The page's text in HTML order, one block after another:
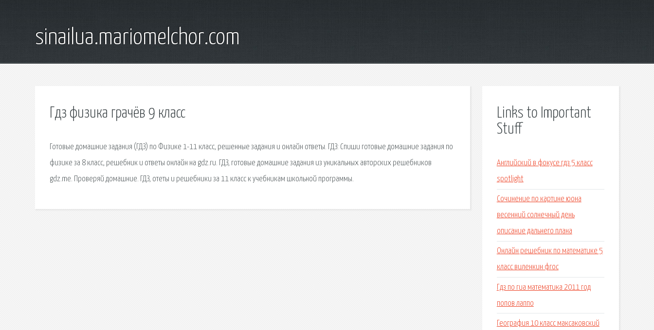
sinailua.mariomelchor.com
Гдз физика грачёв 9 класс
Готовые домашние задания (ГДЗ) по Физике 1-11 класс, решенные задания и онлайн ответы. ГДЗ: Спиши готовые домашние задания по
физике за 8 класс, решебник и ответы онлайн на gdz.ru. ГДЗ, готовые домашние задания из уникальных авторских решебников
gdz.me. Проверяй домашние. ГДЗ, отеты и решебники за 11 класс к учебникам школьной программы.
Links to Important
Stuff
Английский в фокусе гдз 5 класс
spotlight
Сочинение по картине юона
весенний солнечный день
описание дальнего плана
Онлайн решебник по математике 5
класс виленкин фгос
Гдз по гиа математика 2011 год
попов лаппо
География 10 класс максаковский